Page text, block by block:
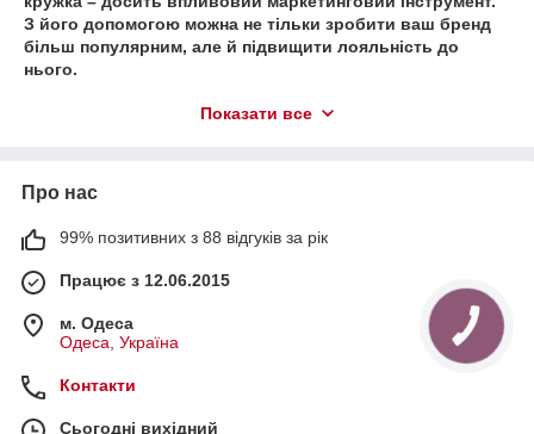
З його допомогою можна не тільки зробити ваш бренд
більш популярним, але й підвищити лояльність до
нього.
чому функції подібної продукції, а також скільки часу
Сувенірна продукція з логотипом: основні функції
Будь-який сувенір із зображенням логотипа вашої
компанії – це насамперед рекламний інструмент. З його
допомогою можна не тільки зробити компанію
До інших функцій, що їх виконує брендована сувенірна
продукція, відносять:
Підвищення лояльності клієнтів.
Показати все
Про нас
99% позитивних з 88 відгуків за рік
Працює з 12.06.2015
м. Одеса
Одеса, Україна
Контакти
Сьогодні вихідний